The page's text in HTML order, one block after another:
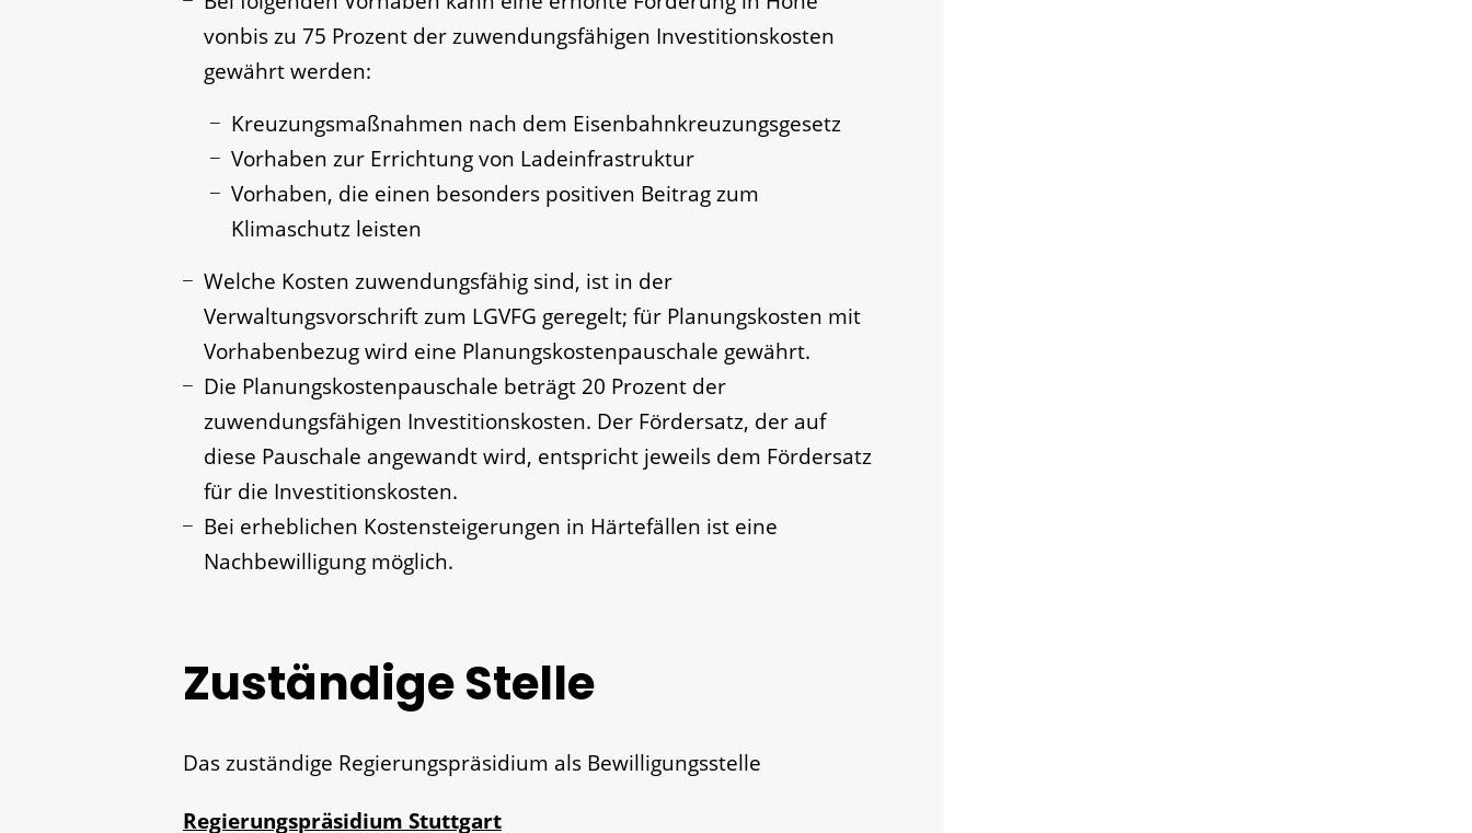
vonbis zu 75 Prozent der zuwendungsfähigen Investitionskosten
gewährt werden:
Kreuzungsmaßnahmen nach dem Eisenbahnkreuzungsgesetz
Vorhaben zur Errichtung von Ladeinfrastruktur
Vorhaben, die einen besonders positiven Beitrag zum
Klimaschutz leisten
Welche Kosten zuwendungsfähig sind, ist in der
Verwaltungsvorschrift zum LGVFG geregelt; für Planungskosten mit
Vorhabenbezug wird eine Planungskostenpauschale gewährt.
Die Planungskostenpauschale beträgt 20 Prozent der
zuwendungsfähigen Investitionskosten. Der Fördersatz, der auf
diese Pauschale angewandt wird, entspricht jeweils dem Fördersatz
für die Investitionskosten.
Bei erheblichen Kostensteigerungen in Härtefällen ist eine
Nachbewilligung möglich.
Zuständige Stelle
Das zuständige Regierungspräsidium als Bewilligungsstelle
Regierungspräsidium Stuttgart